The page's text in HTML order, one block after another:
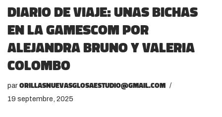
Diario de viaje: Unas Bichas
en la Gamescom por
Alejandra Bruno y Valeria
Colombo
parorillasnuevasglosaestudio@gmail.com
19 septembre, 2025